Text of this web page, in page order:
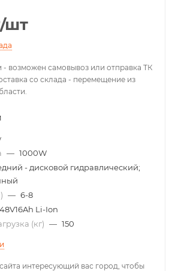
/шт
- возможен самовывоз или отправка ТК
со склада - перемещение из
— 1000W
- дисковой гидравлический;
— 6-8
48V16Ah Li-Ion
(кг) — 150
интересующий вас город, чтобы